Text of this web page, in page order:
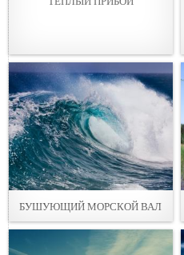
БУШУЮЩИЙ МОРСКОЙ ВАЛ